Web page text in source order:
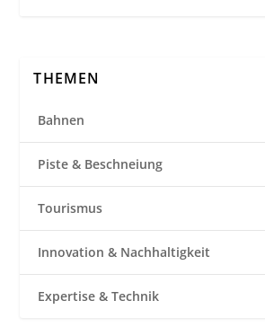
THEMEN
Bahnen
Piste & Beschneiung
Tourismus
Innovation & Nachhaltigkeit
Expertise & Technik